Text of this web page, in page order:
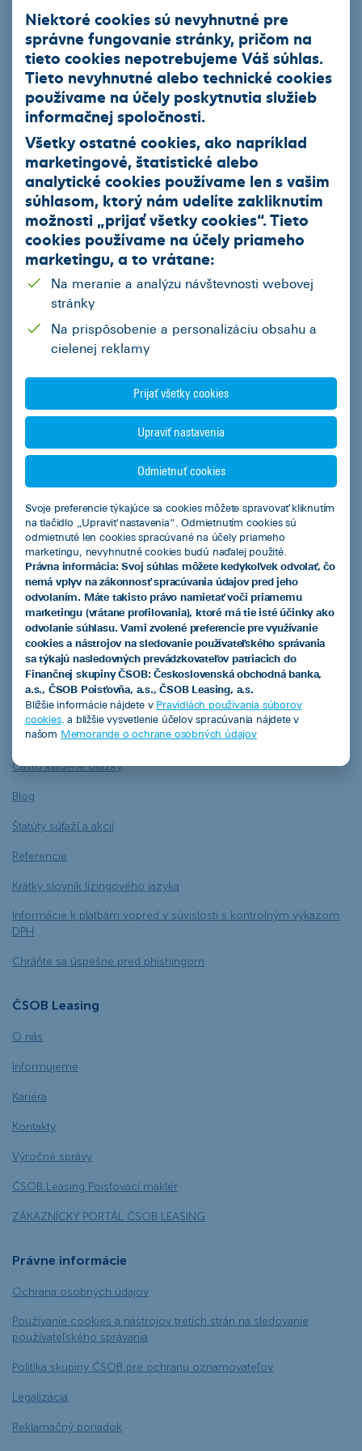
ČSOB Leasing a.s.
Produkty
Leasingový úver
Smart finančný leasing
Operatívny leasing
EIB úver so zvýhodneným úrokom
Ekofinancovanie
Naša ponuka
Akciová ponuka vybraných partnerov ČSOB Leasing
Jazdené vozidlá z repredaja
Regióny
Kalkulačky
Leasingová kalkulačka
Kalkulačka úspor s elektromobilom
Overenie predschváleného limitu financovania pre podnikateľov
Užitočné informácie
Dokumenty na stiahnutie
Často kladené otázky
Blog
Štatúty súťaží a akcií
Referencie
Krátky slovník lízingového jazyka
Informácie k platbám vopred v súvislosti s kontrolným výkazom
DPH
Chráňte sa úspešne pred phishingom
ČSOB Leasing
O nás
Informujeme
Kariéra
Kontakty
Výročné správy
ČSOB Leasing Poisťovací maklér
ZÁKAZNÍCKY PORTÁL ČSOB LEASING
Právne informácie
Ochrana osobných údajov
Používanie cookies a nástrojov tretích strán na sledovanie
používateľského správania
Politika skupiny ČSOB pre ochranu oznamovateľov
Legalizácia
Reklamačný poriadok
Niektoré cookies sú nevyhnutné pre
správne fungovanie stránky, pričom na
tieto cookies nepotrebujeme Váš súhlas.
Tieto nevyhnutné alebo technické cookies
používame na účely poskytnutia služieb
informačnej spoločnosti.
Všetky ostatné cookies, ako napríklad
marketingové, štatistické alebo
analytické cookies používame len s vašim
súhlasom, ktorý nám udelíte zakliknutím
možnosti „prijať všetky cookies“. Tieto
cookies používame na účely priameho
marketingu, a to vrátane:
Na meranie a analýzu návštevnosti webovej
stránky
Na prispôsobenie a personalizáciu obsahu a
cielenej reklamy
Prijať všetky cookies
Upraviť nastavenia
Odmietnuť cookies
Svoje preferencie týkajúce sa cookies môžete spravovať kliknutím
na tlačidlo „Upraviť nastavenia“. Odmietnutím cookies sú
odmietnuté len cookies spracúvané na účely priameho
marketingu, nevyhnutné cookies budú naďalej použité.
Právna informácia: Svoj súhlas môžete kedykoľvek odvolať, čo
nemá vplyv na zákonnosť spracúvania údajov pred jeho
odvolaním. Máte takisto právo namietať voči priamemu
marketingu (vrátane profilovania), ktoré má tie isté účinky ako
odvolanie súhlasu. Vami zvolené preferencie pre využívanie
cookies a nástrojov na sledovanie používateľského správania
sa týkajú nasledovných prevádzkovateľov patriacich do
Finančnej skupiny ČSOB: Československá obchodná banka,
a.s., ČSOB Poisťovňa, a.s., ČSOB Leasing, a.s.
Bližšie informácie nájdete v Pravidlách používania súborov
cookies. a bližšie vysvetlenie účelov spracúvania nájdete v
našom Memorande o ochrane osobných údajov